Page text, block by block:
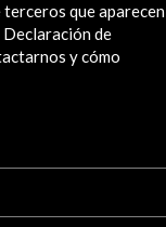
que aparecen
Declaración de
y cómo